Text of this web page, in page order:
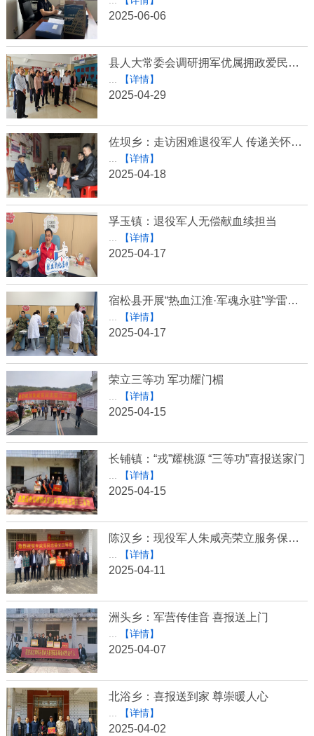
2025-06-06
县人大常委会调研拥军优属拥政爱民工作情况
【详情】
2025-04-29
佐坝乡：走访困难退役军人 传递关怀暖人心
【详情】
2025-04-18
孚玉镇：退役军人无偿献血续担当
【详情】
2025-04-17
宿松县开展“热血江淮·军魂永驻”学雷锋无偿献血活动
【详情】
2025-04-17
荣立三等功 军功耀门楣
【详情】
2025-04-15
长铺镇：“戎”耀桃源 “三等功”喜报送家门
【详情】
2025-04-15
陈汉乡：现役军人朱咸亮荣立服务保障三等功
【详情】
2025-04-11
洲头乡：军营传佳音 喜报送上门
【详情】
2025-04-07
北浴乡：喜报送到家 尊崇暖人心
【详情】
2025-04-02